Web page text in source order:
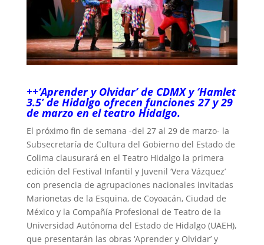
++‘Aprender y Olvidar’ de CDMX y ‘Hamlet
3.5’ de Hidalgo ofrecen funciones 27 y 29
de marzo en el teatro Hidalgo.
El próximo fin de semana -del 27 al 29 de marzo- la
Subsecretaría de Cultura del Gobierno del Estado de
Colima clausurará en el Teatro Hidalgo la primera
edición del Festival Infantil y Juvenil ‘Vera Vázquez’
con presencia de agrupaciones nacionales invitadas
Marionetas de la Esquina, de Coyoacán, Ciudad de
México y la Compañía Profesional de Teatro de la
Universidad Autónoma del Estado de Hidalgo (UAEH),
que presentarán las obras ‘Aprender y Olvidar’ y